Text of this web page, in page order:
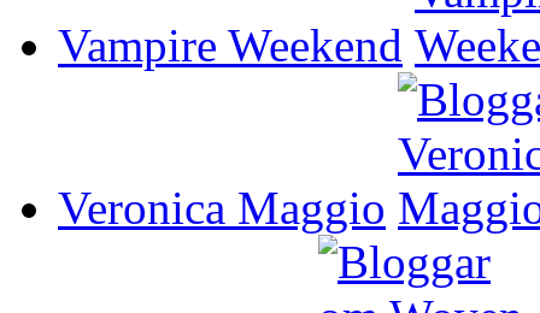
Vampire Weekend
Veronica Maggio